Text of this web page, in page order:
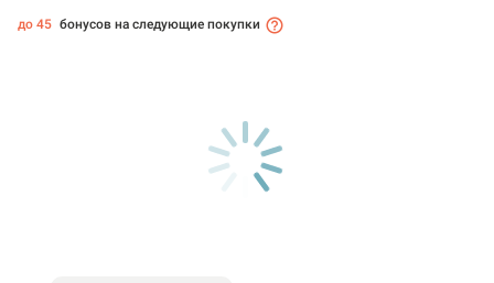
до 45 бонусов на следующие покупки